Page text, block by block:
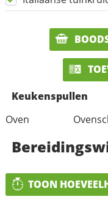
Keukenspullen
Oven
TOON